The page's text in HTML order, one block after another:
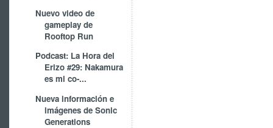
Nuevo video de
gameplay de
Rooftop Run
Podcast: La Hora del
Erizo #29: Nakamura
es mi co-...
Nueva información e
imágenes de Sonic
Generations